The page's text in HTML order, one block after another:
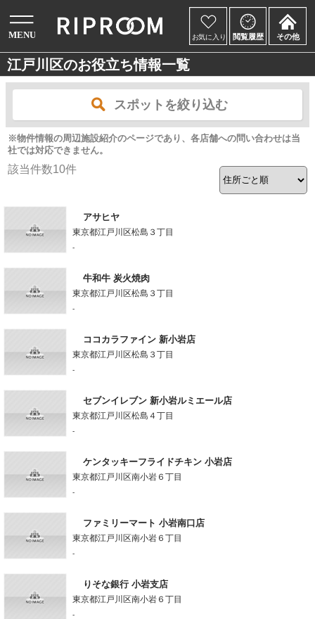
江戸川区のお役立ち情報一覧
スポットを絞り込む
※物件情報の周辺施設紹介のページであり、各店舗への問い合わせは当
社では対応できません。
該当件数10件
アサヒヤ
東京都江戸川区松島３丁目
-
牛和牛 炭火焼肉
東京都江戸川区松島３丁目
-
ココカラファイン 新小岩店
東京都江戸川区松島３丁目
-
セブンイレブン 新小岩ルミエール店
東京都江戸川区松島４丁目
-
ケンタッキーフライドチキン 小岩店
東京都江戸川区南小岩６丁目
-
ファミリーマート 小岩南口店
東京都江戸川区南小岩６丁目
-
りそな銀行 小岩支店
東京都江戸川区南小岩６丁目
-